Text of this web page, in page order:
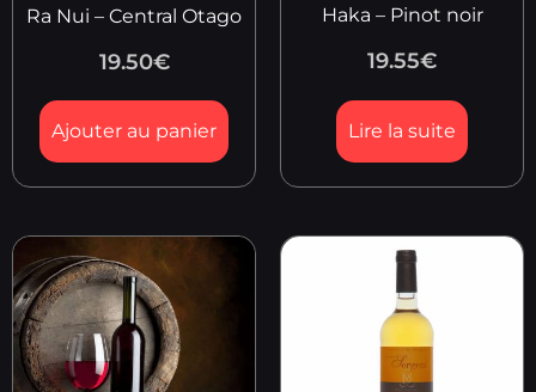
Ra Nui – Central Otago
19.50€
Ajouter au panier
Haka – Pinot noir
19.55€
Lire la suite